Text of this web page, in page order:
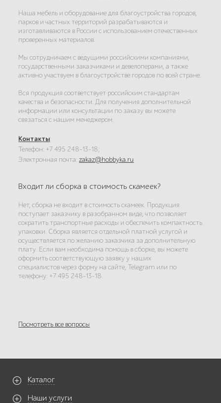
Наша мебель и оборудование для благоустройства городов,
парков и частных территорий разрабатываются и
изготавливаются в России с использованием отечественных
проверенных материалов.
Мы сотрудничаем с ведущими российскими компаниями,
государственными заказчиками и девелоперами, а также
активно участвуем в благоустройстве городов по всей стране.
Вся продукция соответствует российским стандартам
качества и безопасности. Для получения дополнительной
информации или консультации по заказу вы можете
связаться с нашим менеджером.
Контакты:
Телефон: +7 495 248-13-18;
Электронная почта:zakaz@hobbyka.ru
Входит ли сборка в стоимость скамеек?
Нет, сборка не входит в стоимость скамеек. Продукция
поступает заказчику в разобранном виде, что позволяет
сократить транспортные расходы и обеспечить компактность
упаковки. Сборка является отдельной платной услугой и
осуществляется по желанию заказчика за дополнительную
плату. Если вам необходима помощь в сборке, вы можете
оформить соответствующую заявку у наших
специалистов через форму на сайте, Telegram или по
телефону: +7 495 248-13-18.
Посмотреть все вопросы
Каталог
Наши услуги